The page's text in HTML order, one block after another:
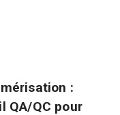
:
QA/QC pour